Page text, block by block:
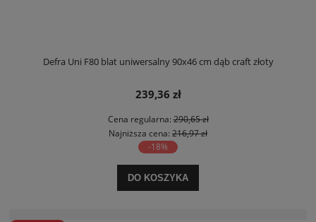
Defra Uni F80 blat uniwersalny 90x46 cm dąb craft złoty
239,36 zł
Cena regularna:290,65 zł
Najniższa cena: 216,97 zł
-18%
DO KOSZYKA